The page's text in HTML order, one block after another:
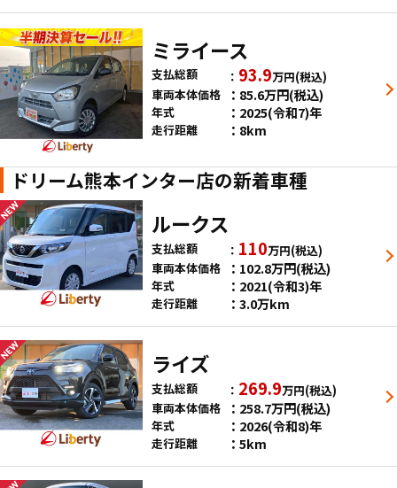
ミライース
支払総額 93.9万円(税込)
車両本体価格
85.6万円(税込)
年式 2025(令和7)年
走行距離 8km
ドリーム熊本インター店の新着車種
ルークス
支払総額 110万円(税込)
車両本体価格
102.8万円(税込)
年式 2021(令和3)年
走行距離 3.0万km
ライズ
支払総額 269.9万円(税込)
車両本体価格
258.7万円(税込)
年式 2026(令和8)年
走行距離 5km